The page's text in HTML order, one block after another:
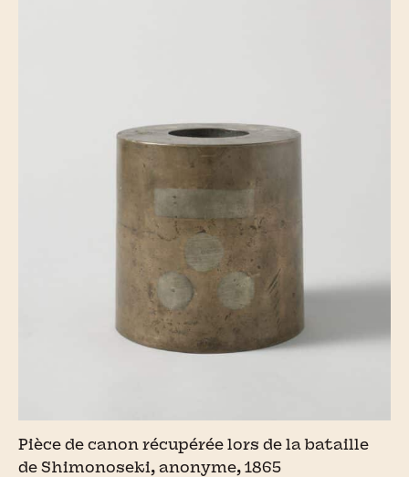
Pièce de canon récupérée lors de la bataille
de Shimonoseki, anonyme, 1865